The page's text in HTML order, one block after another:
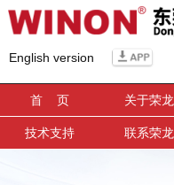
English version
首 页 关于荣龙
技术支持 联系荣龙
信息搜索